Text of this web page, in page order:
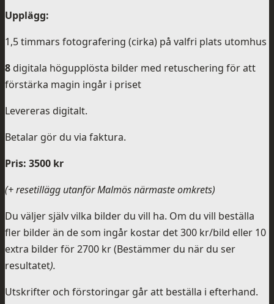
Upplägg:
1,5 timmars fotografering (cirka) på valfri plats utomhus
8 digitala högupplösta bilder med retuschering för att
förstärka magin ingår i priset
Levereras digitalt.
Betalar gör du via faktura.
Pris: 3500 kr
(+ resetillägg utanför Malmös närmaste omkrets)
Du väljer själv vilka bilder du vill ha. Om du vill beställa
fler bilder än de som ingår kostar det 300 kr/bild eller 10
extra bilder för 2700 kr (Bestämmer du när du ser
resultatet).
Utskrifter och förstoringar går att beställa i efterhand.